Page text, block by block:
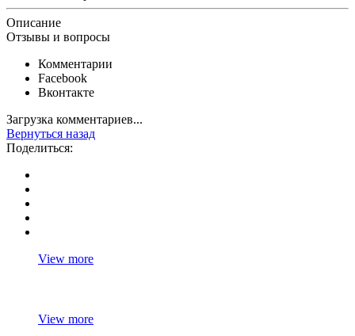
Описание
Отзывы и вопросы
Комментарии
Facebook
Вконтакте
Загрузка комментариев...
Вернуться назад
Поделиться:
View more
View more